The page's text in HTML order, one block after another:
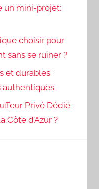
un mini-projet:
choisir pour
sans se ruiner ?
et durables :
authentiques
Privé Dédié :
Côte d’Azur ?